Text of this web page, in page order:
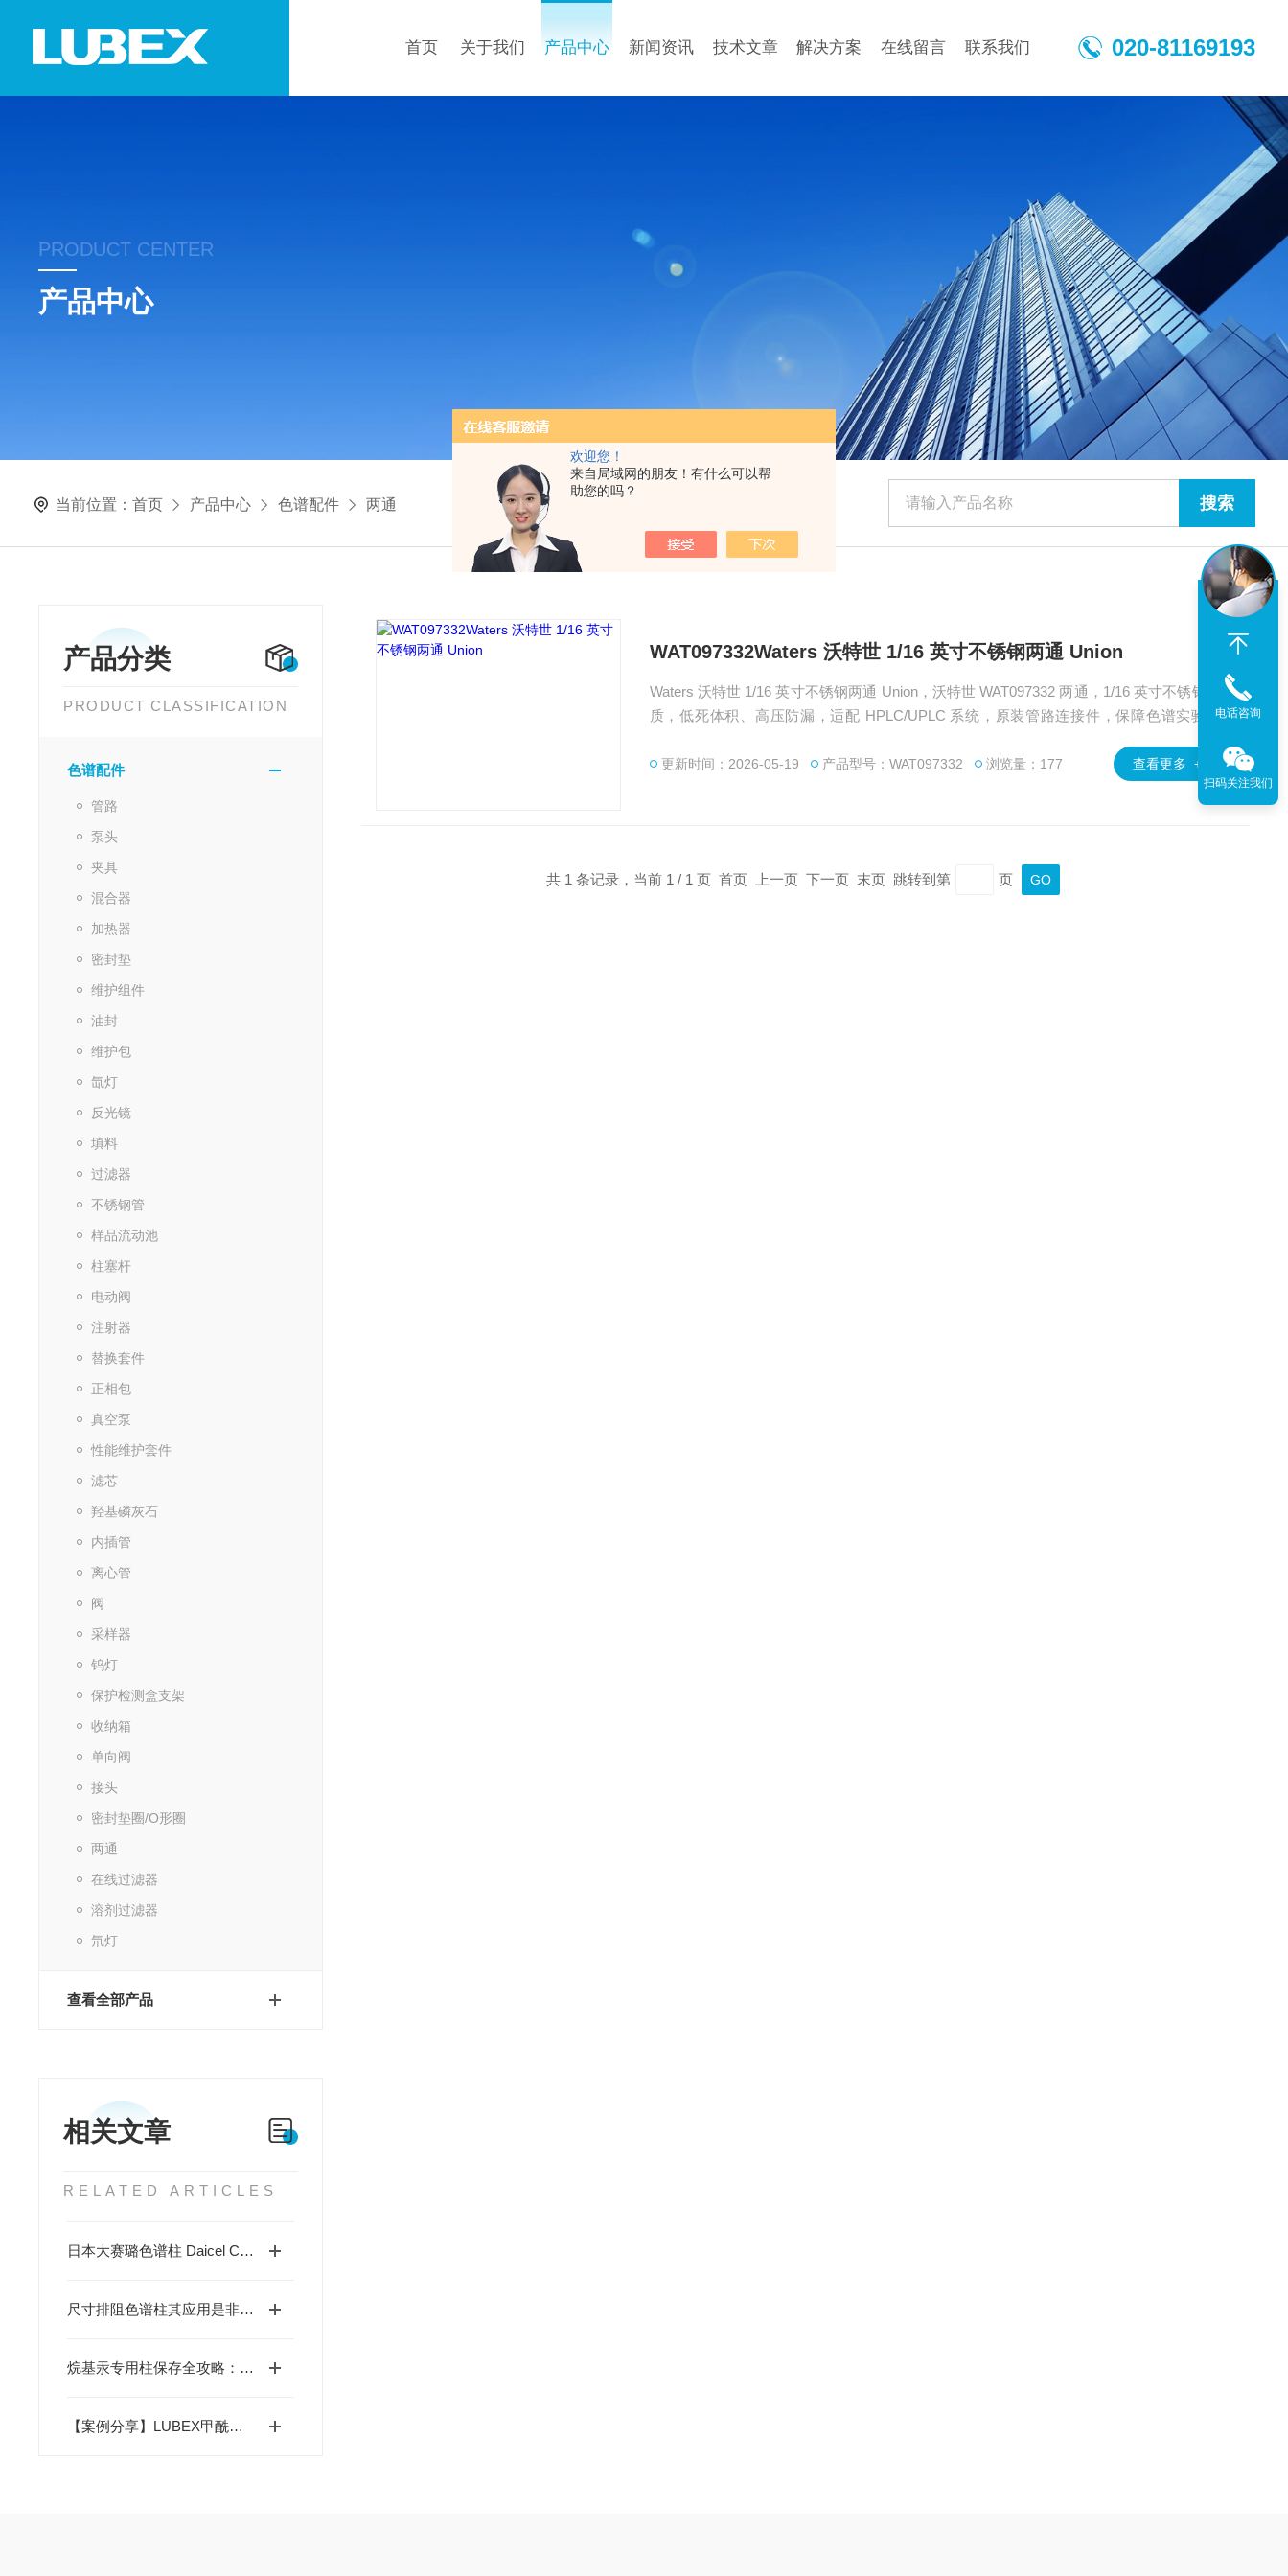
欢迎您！
来自局域网的朋友！有什么可以帮
助您的吗？
首页 关于我们 产品中心 新闻资讯 技术文章 解决方案 在线留言 联系我们 020-81169193
PRODUCT CENTER
产品中心
当前位置： 首页 产品中心 色谱配件 两通
产品分类
PRODUCT CLASSIFICATION
色谱配件
管路
泵头
夹具
混合器
加热器
密封垫
维护组件
油封
维护包
氙灯
反光镜
填料
过滤器
不锈钢管
样品流动池
柱塞杆
电动阀
注射器
替换套件
正相包
真空泵
性能维护套件
滤芯
羟基磷灰石
内插管
离心管
阀
采样器
钨灯
保护检测盒支架
收纳箱
单向阀
接头
密封垫圈/O形圈
两通
在线过滤器
溶剂过滤器
氘灯
查看全部产品
相关文章
RELATED ARTICLES
日本大赛璐色谱柱 Daicel CROWNPAK CR (+) 特种手性柱 4.6mm×150mm 5µm
尺寸排阻色谱柱其应用是非常广泛的
烷基汞专用柱保存全攻略：避开这些坑，让柱子更耐用
【案例分享】LUBEX甲酰胺检测专用柱：甲酰胺的的测定
WAT097332Waters 沃特世 1/16 英寸不锈钢两通 Union
Waters 沃特世 1/16 英寸不锈钢两通 Union，沃特世 WAT097332 两通，1/16 英寸不锈钢材
质，低死体积、高压防漏，适配 HPLC/UPLC 系统，原装管路连接件，保障色谱实验稳
装。更新时间：2026-05-19 产品型号：WAT097332 浏览量：177 查看更多 +
共 1 条记录，当前 1 / 1 页 首页 上一页 下一页 末页 跳转到第 页
电话咨询
扫码关注我们